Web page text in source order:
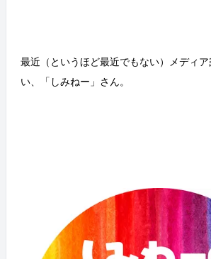
最近（というほど最近でもない）メディ
い、「しみねー」さん。